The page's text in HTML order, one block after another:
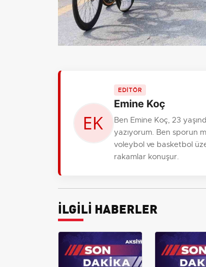
EDİTÖR
Emine Koç
Ben Emine Koç, 23
yazıyorum. Ben sporun
voleybol ve basketbol
rakamlar konuşur.
İLGİLİ HABERLER